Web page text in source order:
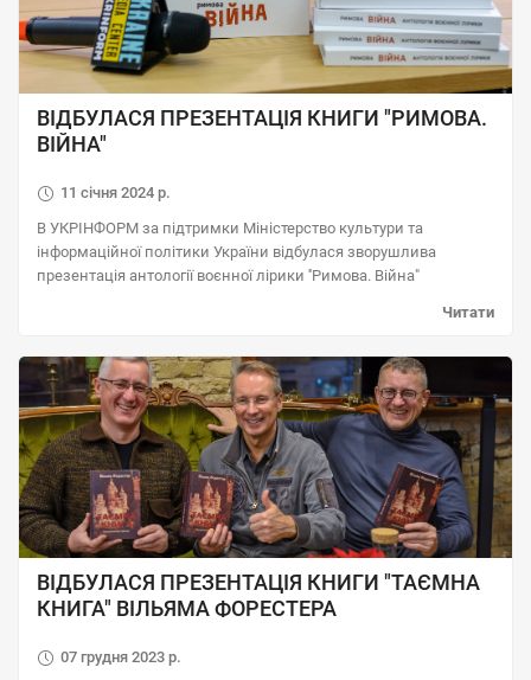
ВІДБУЛАСЯ ПРЕЗЕНТАЦІЯ КНИГИ "РИМОВА.
ВІЙНА"
11 січня 2024 р.
В УКРІНФОРМ за підтримки Міністерство культури та
інформаційної політики України відбулася зворушлива
презентація антології воєнної лірики ''Римова. Війна"
Читати
ВІДБУЛАСЯ ПРЕЗЕНТАЦІЯ КНИГИ "ТАЄМНА
КНИГА" ВІЛЬЯМА ФОРЕСТЕРА
07 грудня 2023 р.